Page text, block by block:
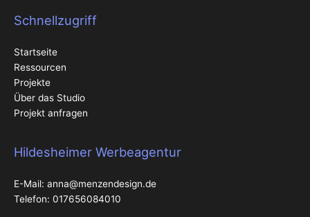
Schnellzugriff
Startseite
Ressourcen
Projekte
Über das Studio
Projekt anfragen
Hildesheimer Werbeagentur
E-Mail: anna@menzendesign.de
Telefon: 017656084010